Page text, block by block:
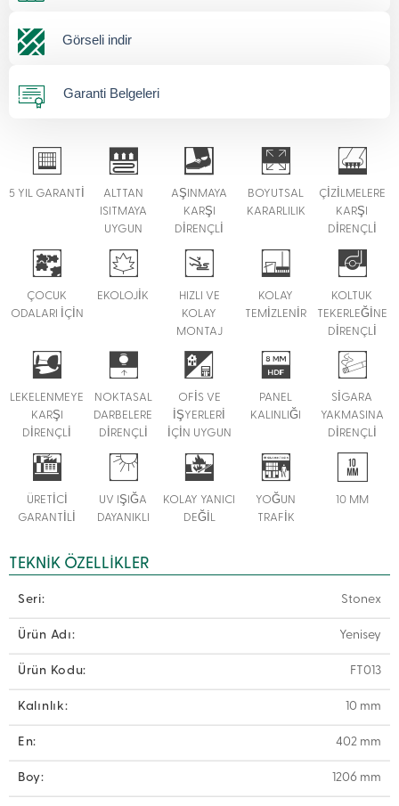
Görseli indir
Garanti Belgeleri
5 YIL GARANTİ
ALTTAN
ISITMAYA
UYGUN
AŞINMAYA
KARŞI
DİRENÇLİ
BOYUTSAL
KARARLILIK
ÇİZİLMELERE
KARŞI
DİRENÇLİ
ÇOCUK
ODALARI İÇİN
EKOLOJİK
HIZLI VE
KOLAY
MONTAJ
KOLAY
TEMİZLENİR
KOLTUK
TEKERLEĞİNE
DİRENÇLİ
LEKELENMEYE
KARŞI
DİRENÇLİ
NOKTASAL
DARBELERE
DİRENÇLİ
OFİS VE
İŞYERLERİ
İÇİN UYGUN
PANEL
KALINLIĞI
SİGARA
YAKMASINA
DİRENÇLİ
ÜRETİCİ
GARANTİLİ
UV IŞIĞA
DAYANIKLI
KOLAY YANICI
DEĞİL
YOĞUN
TRAFİK
10 MM
TEKNIK ÖZELLIKLER
Seri: Stonex
Ürün Adı: Yenisey
Ürün Kodu: FT013
Kalınlık: 10 mm
En: 402 mm
Boy: 1206 mm